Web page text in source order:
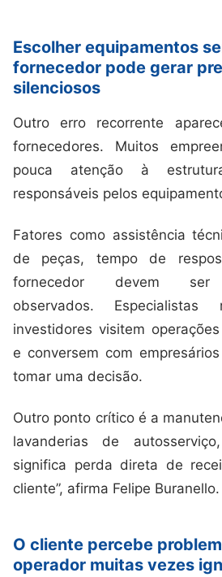
Escolher equipamentos
fornecedor pode gerar
silenciosos
Outro erro recorrente
fornecedores. Muitos
pouca atenção à
responsáveis pelos
Fatores como assistência
de peças, tempo de
fornecedor devem ser
observados. Especialistas
investidores visitem
e conversem com
tomar uma decisão.
Outro ponto crítico é a
lavanderias de
significa perda direta de
cliente”, afirma Felipe Buranello.
O cliente percebe
operador muitas vezes